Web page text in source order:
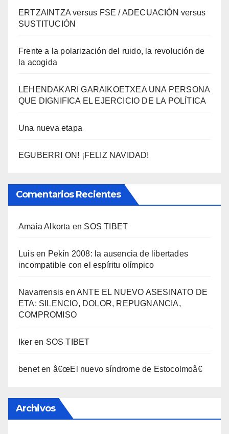
ERTZAINTZA versus FSE / ADECUACIÓN versus
SUSTITUCIÓN
Frente a la polarización del ruido, la revolución de
la acogida
LEHENDAKARI GARAIKOETXEA UNA PERSONA
QUE DIGNIFICA EL EJERCICIO DE LA POLÍTICA
Una nueva etapa
EGUBERRI ON! ¡FELIZ NAVIDAD!
Comentarios Recientes
Amaia Alkorta en SOS TIBET
Luisen Pekí­n 2008: la ausencia de libertades
incompatible con el espí­ritu olí­mpico
Navarrensis enANTE EL NUEVO ASESINATO DE
ETA: SILENCIO, DOLOR, REPUGNANCIA,
COMPROMISO
Ikeren SOS TIBET
beneten â€œEl nuevo sí­ndrome de Estocolmoâ€
Archivos